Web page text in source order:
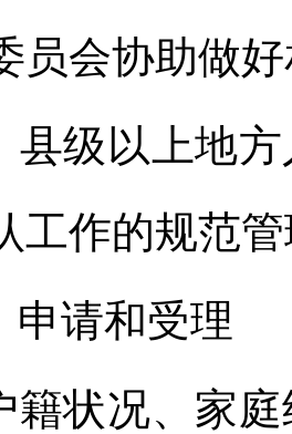
员会协助做
县级以上地方
工作的规范
请和受理
籍状况、家